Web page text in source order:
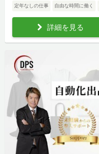
定年なしの仕事 自由な時間に働く
詳細を見る